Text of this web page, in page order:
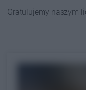
Gratulujemy naszym